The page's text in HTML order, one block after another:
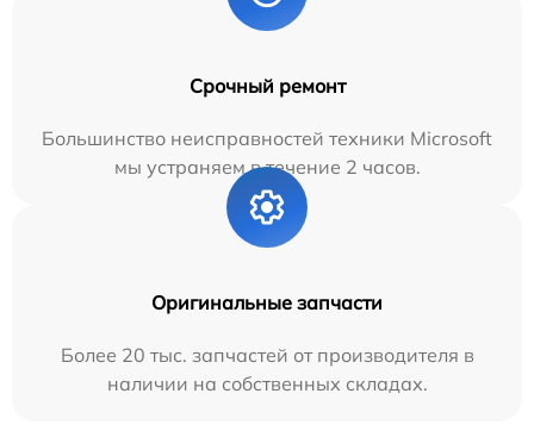
Срочный ремонт
Большинство неисправностей техники Microsoft
мы устраняем в течение 2 часов.
Оригинальные запчасти
Более 20 тыс. запчастей от производителя в
наличии на собственных складах.